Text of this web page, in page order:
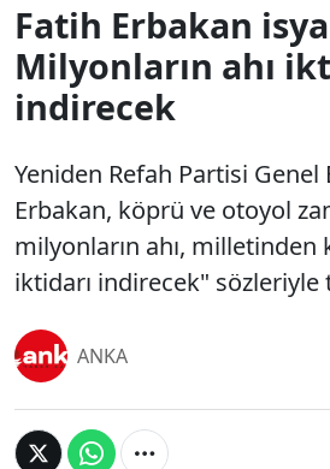
Fatih Erbakan
Milyonların ahı
indirecek
Yeniden Refah Partisi Genel
Erbakan, köprü ve otoyol
milyonların ahı, milletinden
iktidarı indirecek"
ANKA